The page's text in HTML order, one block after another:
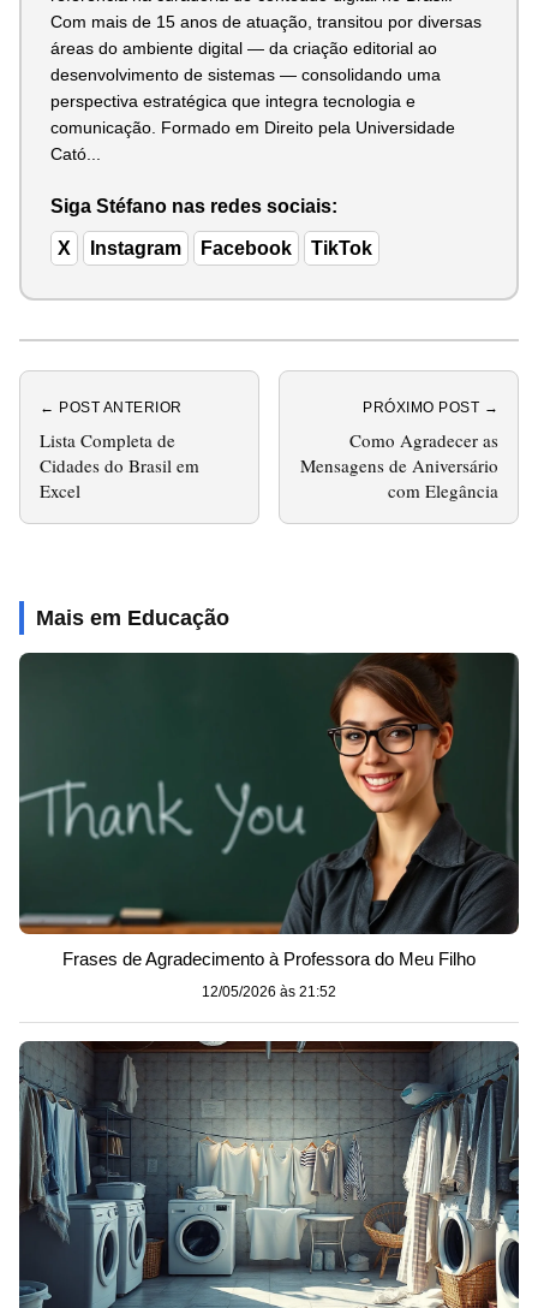
Com mais de 15 anos de atuação, transitou por diversas
áreas do ambiente digital — da criação editorial ao
desenvolvimento de sistemas — consolidando uma
perspectiva estratégica que integra tecnologia e
comunicação. Formado em Direito pela Universidade
Cató...
Siga Stéfano nas redes sociais:
X Instagram Facebook TikTok
← POST ANTERIOR
Lista Completa de
Cidades do Brasil em
Excel
PRÓXIMO POST →
Como Agradecer as
Mensagens de Aniversário
com Elegância
Mais em Educação
Frases de Agradecimento à Professora do Meu Filho
12/05/2026 às 21:52